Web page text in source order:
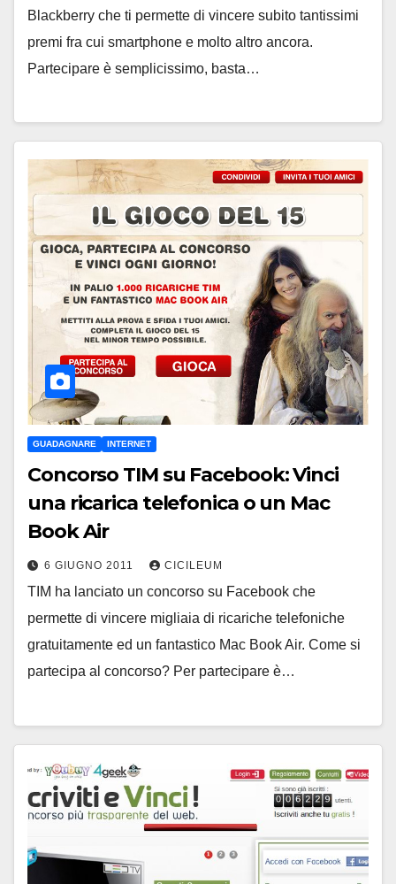
Blackberry che ti permette di vincere subito tantissimi
premi fra cui smartphone e molto altro ancora.
Partecipare è semplicissimo, basta…
GUADAGNARE INTERNET
Concorso TIM su Facebook: Vinci
una ricarica telefonica o un Mac
Book Air
6 GIUGNO 2011 CICILEUM
TIM ha lanciato un concorso su Facebook che
permette di vincere migliaia di ricariche telefoniche
gratuitamente ed un fantastico Mac Book Air. Come si
partecipa al concorso? Per partecipare è…